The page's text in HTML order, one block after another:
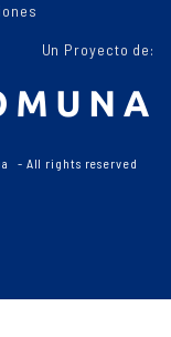
Un Proyecto de:
- All rights reserved